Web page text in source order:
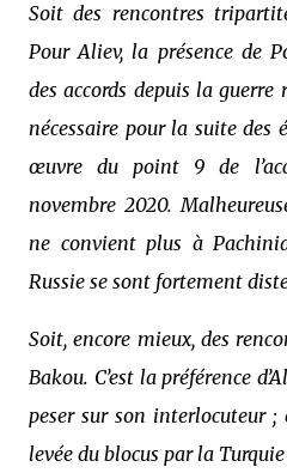
Soit des rencontres
Pour Aliev, la présence de
des accords depuis la guerre
nécessaire pour la suite des
œuvre du point 9 de
novembre 2020.
ne convient plus à
Russie se sont fortement
Soit, encore mieux, des
Bakou. C’est la préférence
peser sur son interlocuteur
levée du blocus par la